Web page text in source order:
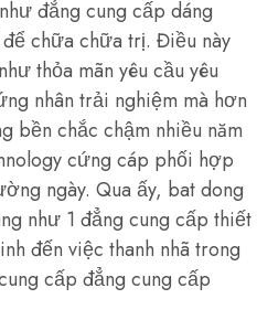
đẳng cung cấp dáng
chữa chữa trị. Điều này
thỏa mãn yêu cầu yêu
nhân trải nghiệm mà hơn
bền chắc chậm nhiều năm
cứng cáp phối hợp
ngày. Qua ấy, bat dong
như 1 đẳng cung cấp thiết
đến việc thanh nhã trong
cấp đẳng cung cấp